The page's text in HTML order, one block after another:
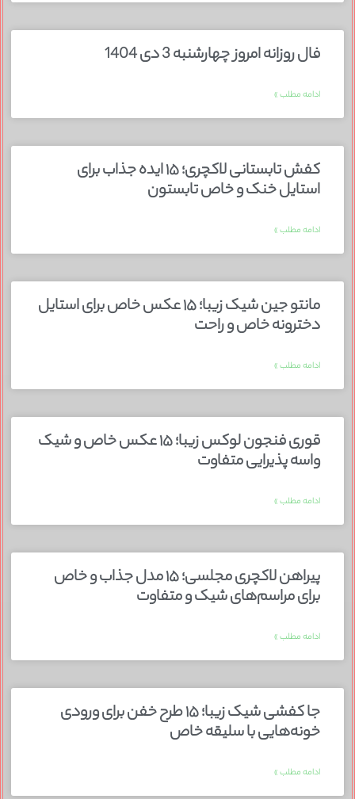
فال روزانه امروز چهارشنبه 3 دی 1404
ادامه مطلب »
کفش تابستانی لاکچری؛ ۱۵ ایده‌ جذاب برای
استایل خنک و خاص تابستون
ادامه مطلب »
مانتو جین شیک زیبا؛ ۱۵ عکس خاص برای استایل
دخترونه خاص و راحت
ادامه مطلب »
قوری فنجون لوکس زیبا؛ ۱۵ عکس خاص و شیک
واسه پذیرایی متفاوت
ادامه مطلب »
پیراهن لاکچری مجلسی؛ ۱۵ مدل جذاب و خاص
برای مراسم‌های شیک و متفاوت
ادامه مطلب »
جا کفشی شیک زیبا؛ ۱۵ طرح خفن برای ورودی
خونه‌هایی با سلیقه خاص
ادامه مطلب »